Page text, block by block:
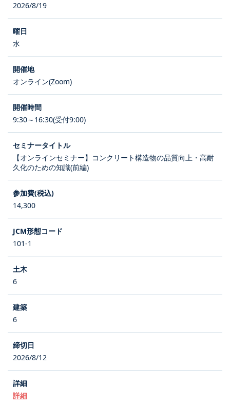
2026/8/19
水
オンライン(Zoom)
9:30～16:30(受付9:00)
【オンラインセミナー】コンクリート構造物の品質向上・高耐
久化のための知識(前編)
14,300
101-1
6
6
2026/8/12
詳細